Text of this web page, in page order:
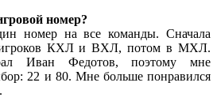
номер?
номер на все команды. Сначала
игроков КХЛ и ВХЛ, потом в МХЛ.
Иван Федотов, поэтому мне
22 и 80. Мне больше понравился